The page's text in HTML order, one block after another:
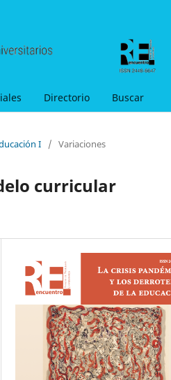
Directorio Buscar
I / Variaciones
curricular